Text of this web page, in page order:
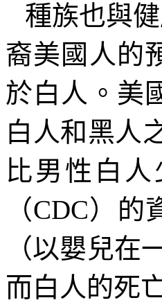
種族也與
裔美國人的
於白人。美
白人和黑人
比男性白人
（CDC）的
（以嬰兒在
而白人的死